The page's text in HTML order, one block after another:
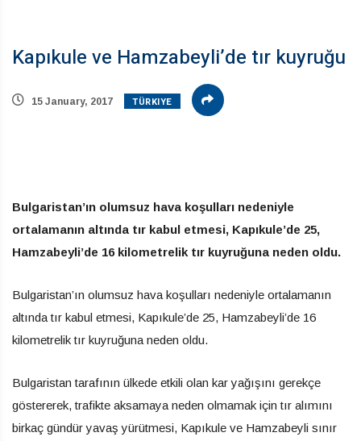
Kapıkule ve Hamzabeyli’de tır kuyruğu
15 January, 2017 TÜRKIYE
Bulgaristan’ın olumsuz hava koşulları nedeniyle
ortalamanın altında tır kabul etmesi, Kapıkule’de 25,
Hamzabeyli’de 16 kilometrelik tır kuyruğuna neden oldu.
Bulgaristan’ın olumsuz hava koşulları nedeniyle ortalamanın
altında tır kabul etmesi, Kapıkule’de 25, Hamzabeyli’de 16
kilometrelik tır kuyruğuna neden oldu.
Bulgaristan tarafının ülkede etkili olan kar yağışını gerekçe
göstererek, trafikte aksamaya neden olmamak için tır alımını
birkaç gündür yavaş yürütmesi, Kapıkule ve Hamzabeyli sınır